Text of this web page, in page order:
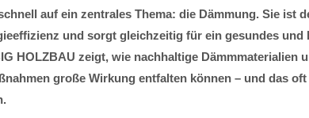
auf ein zentrales Thema: die Dämmung. Sie ist
und sorgt gleichzeitig für ein gesundes und
HOLZBAU zeigt, wie nachhaltige Dämmmaterialien
große Wirkung entfalten können – und das